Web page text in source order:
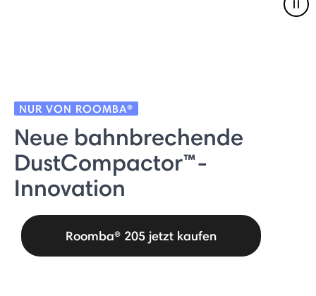
NUR VON ROOMBA®
Neue bahnbrechende
DustCompactor™-
Innovation
Roomba® 205 jetzt kaufen